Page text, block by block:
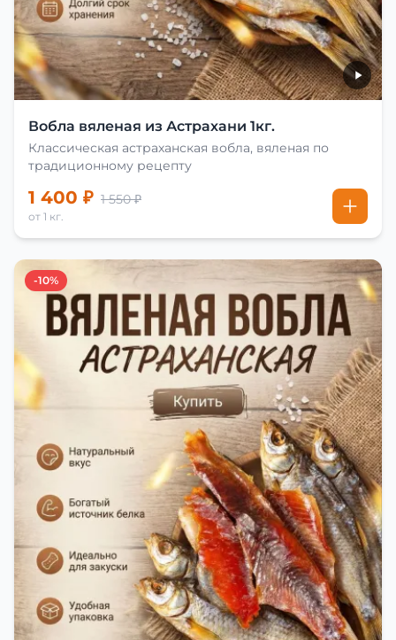
Вобла вяленая из Астрахани 1кг.
Классическая астраханская вобла, вяленая по
традиционному рецепту
1 400 ₽ 1 550 ₽
от 1 кг.
-10%